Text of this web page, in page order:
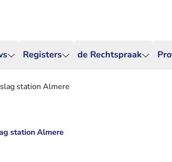
Registers de Rechtspraak
station Almere
station Almere